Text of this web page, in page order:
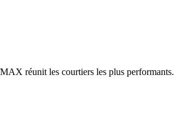
réunit les courtiers les plus performants.